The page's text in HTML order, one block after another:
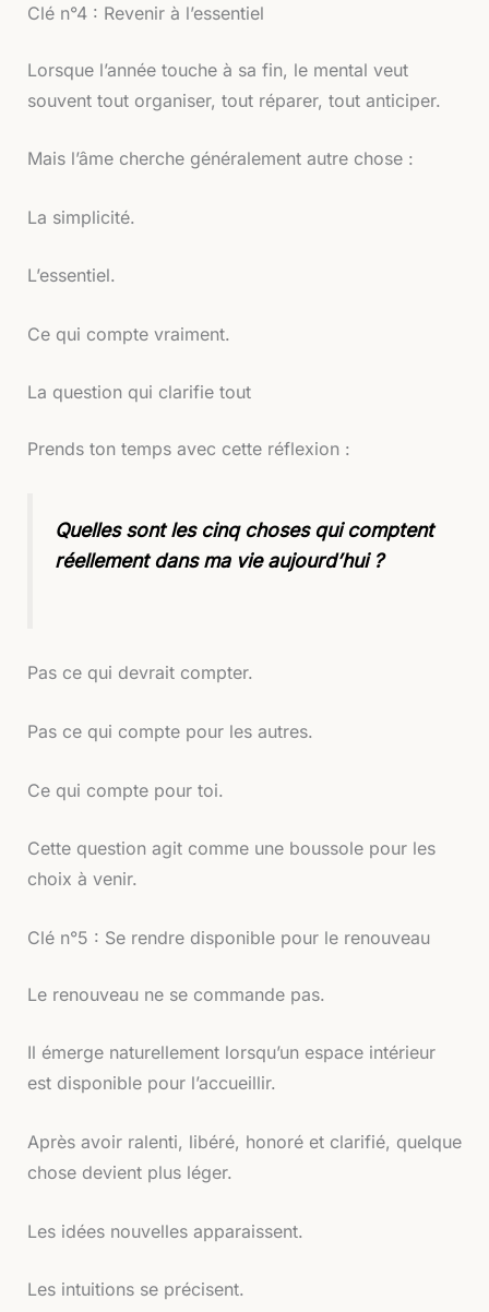
Clé n°4 : Revenir à l’essentiel
Lorsque l’année touche à sa fin, le mental veut
souvent tout organiser, tout réparer, tout anticiper.
Mais l’âme cherche généralement autre chose :
La simplicité.
L’essentiel.
Ce qui compte vraiment.
La question qui clarifie tout
Prends ton temps avec cette réflexion :
Quelles sont les cinq choses qui comptent
réellement dans ma vie aujourd’hui ?
Pas ce qui devrait compter.
Pas ce qui compte pour les autres.
Ce qui compte pour toi.
Cette question agit comme une boussole pour les
choix à venir.
Clé n°5 : Se rendre disponible pour le renouveau
Le renouveau ne se commande pas.
Il émerge naturellement lorsqu’un espace intérieur
est disponible pour l’accueillir.
Après avoir ralenti, libéré, honoré et clarifié, quelque
chose devient plus léger.
Les idées nouvelles apparaissent.
Les intuitions se précisent.